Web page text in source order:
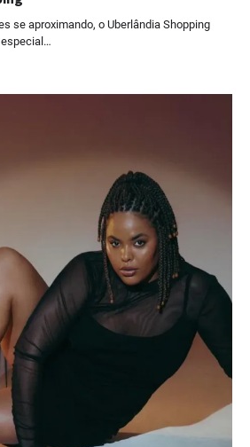
se aproximando, o Uberlândia Shopping